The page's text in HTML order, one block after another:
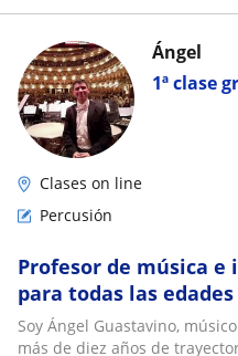
1ª clase
Ángel
Clases on line
Percusión
Profesor de música
para todas las edades
Soy Ángel Guastavino,
más de diez años de